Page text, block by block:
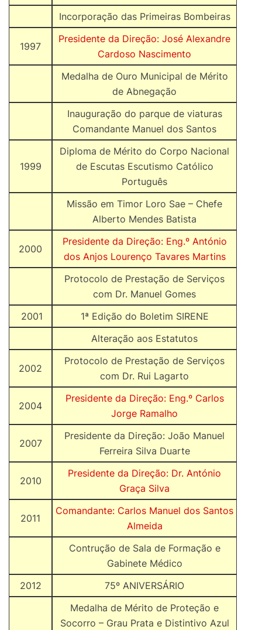
Incorporação das Primeiras Bombeiras
1997
Presidente da Direção: José Alexandre
Cardoso Nascimento
Medalha de Ouro Municipal de Mérito
de Abnegação
Inauguração do parque de viaturas
Comandante Manuel dos Santos
1999
Diploma de Mérito do Corpo Nacional
de Escutas Escutismo Católico
Português
Missão em Timor Loro Sae – Chefe
Alberto Mendes Batista
2000
Presidente da Direção: Eng.º António
dos Anjos Lourenço Tavares Martins
Protocolo de Prestação de Serviços
com Dr. Manuel Gomes
2001
1ª Edição do Boletim SIRENE
Alteração aos Estatutos
2002
Protocolo de Prestação de Serviços
com Dr. Rui Lagarto
2004
Presidente da Direção: Eng.º Carlos
Jorge Ramalho
2007
Presidente da Direção: João Manuel
Ferreira Silva Duarte
2010
Presidente da Direção: Dr. António
Graça Silva
2011
Comandante: Carlos Manuel dos Santos
Almeida
Contrução de Sala de Formação e
Gabinete Médico
2012
75º ANIVERSÁRIO
Medalha de Mérito de Proteção e
Socorro – Grau Prata e Distintivo Azul